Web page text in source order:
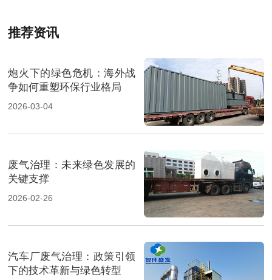
推荐资讯
炮火下的绿色危机：海外战
争如何重塑环保行业格局
2026-03-04
废气治理：未来绿色发展的
关键支撑
2026-02-26
汽车厂废气治理：政策引领
下的技术革新与绿色转型